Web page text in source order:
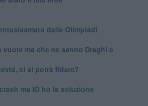
dalle Olimpiadi
vuote ma che ne sanno Draghi e
ci si potrà fidare?
ma IO ho la soluzione